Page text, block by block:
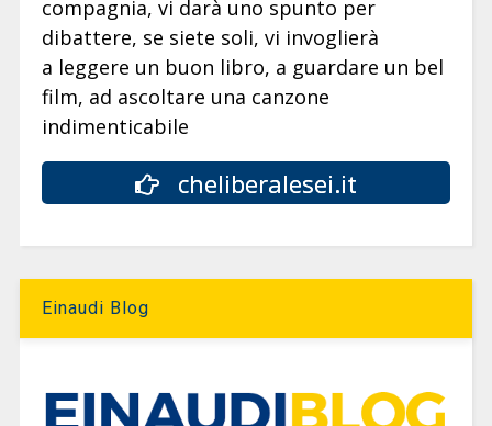
compagnia, vi darà uno spunto per
dibattere, se siete soli, vi invoglierà
a leggere un buon libro, a guardare un bel
film, ad ascoltare una canzone
indimenticabile
cheliberalesei.it
Einaudi Blog